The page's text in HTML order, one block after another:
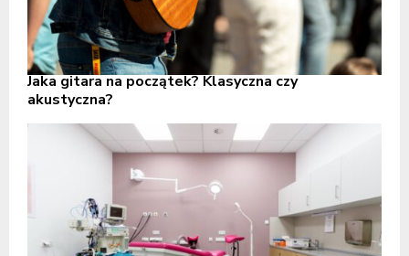
Jaka gitara na początek? Klasyczna czy
akustyczna?